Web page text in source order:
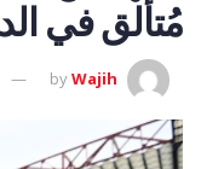
مُتألق في
byWajih